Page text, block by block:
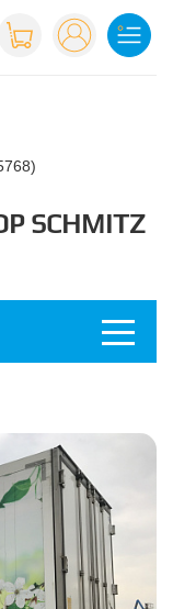
SCHMITZ